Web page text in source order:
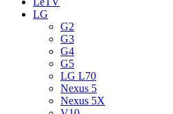
LG
G2
G3
G4
G5
LG L70
Nexus 5
Nexus 5X